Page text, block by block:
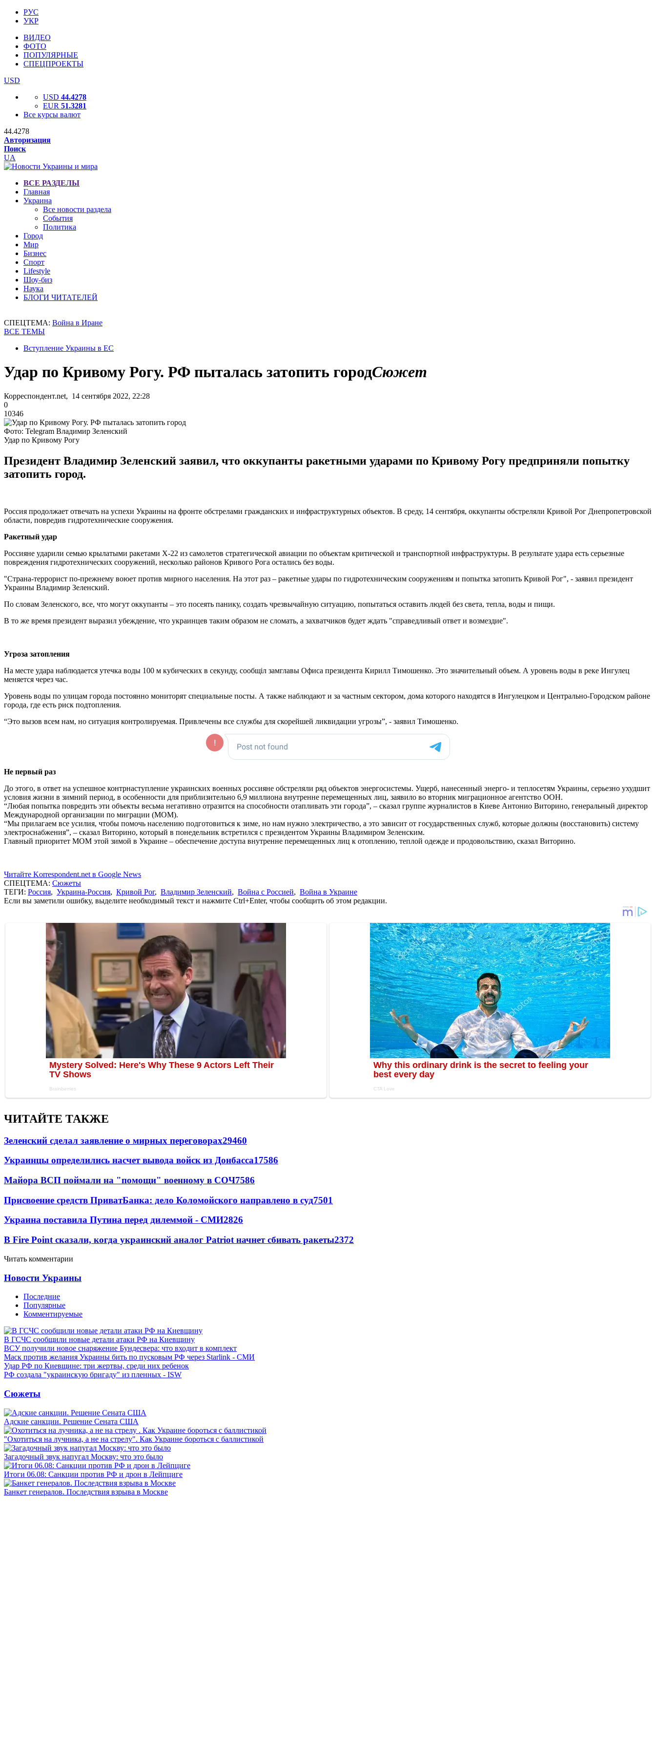
РУС
УКР
ВИДЕО
ФОТО
ПОПУЛЯРНЫЕ
СПЕЦПРОЕКТЫ
USD
USD 44.4278
EUR 51.3281
Все курсы валют
44.4278
Авторизация
Поиск
UA
ВСЕ РАЗДЕЛЫ
Главная
Украина
Все новости раздела
События
Политика
Город
Мир
Бизнес
Спорт
Lifestyle
Шоу-биз
Наука
БЛОГИ ЧИТАТЕЛЕЙ
СПЕЦТЕМА: Война в Иране
ВСЕ ТЕМЫ
Вступление Украины в ЕС
Удар по Кривому Рогу. РФ пыталась затопить городСюжет
Корреспондент.net, 14 сентября 2022, 22:28
0
10346
Фото: Telegram Владимир Зеленский
Удар по Кривому Рогу
Президент Владимир Зеленский заявил, что оккупанты ракетными ударами по Кривому Рогу предприняли попытку
затопить город.
Россия продолжает отвечать на успехи Украины на фронте обстрелами гражданских и инфраструктурных объектов. В среду, 14 сентября, оккупанты обстреляли Кривой Рог Днепропетровской
области, повредив гидротехнические сооружения.
Ракетный удар
Россияне ударили семью крылатыми ракетами Х-22 из самолетов стратегической авиации по объектам критической и транспортной инфраструктуры. В результате удара есть серьезные
повреждения гидротехнических сооружений, несколько районов Кривого Рога остались без воды.
"Страна-террорист по-прежнему воюет против мирного населения. На этот раз – ракетные удары по гидротехническим сооружениям и попытка затопить Кривой Рог", - заявил президент
Украины Владимир Зеленский.
По словам Зеленского, все, что могут оккупанты – это посеять панику, создать чрезвычайную ситуацию, попытаться оставить людей без света, тепла, воды и пищи.
В то же время президент выразил убеждение, что украинцев таким образом не сломать, а захватчиков будет ждать "справедливый ответ и возмездие".
Угроза затопления
На месте удара наблюдается утечка воды 100 м кубических в секунду, сообщіл замглавы Офиса президента Кирилл Тимошенко. Это значительный объем. А уровень воды в реке Ингулец
меняется через час.
Уровень воды по улицам города постоянно мониторят специальные посты. А также наблюдают и за частным сектором, дома которого находятся в Ингулецком и Центрально-Городском районе
города, где есть риск подтопления.
“Это вызов всем нам, но ситуация контролируемая. Привлечены все cлужбы для скорейшей ликвидации угрозы”, - заявил Тимошенко.
Не первый раз
До этого, в ответ на успешное контрнаступление украинских военных россияне обстреляли ряд объектов энергосистемы. Ущерб, нанесенный энерго- и теплосетям Украины, серьезно ухудшит
условия жизни в зимний период, в особенности для приблизительно 6,9 миллиона внутренне перемещенных лиц, заявило во вторник миграционное агентство ООН.
“Любая попытка повредить эти объекты весьма негативно отразится на способности отапливать эти города”, – сказал группе журналистов в Киеве Антонио Виторино, генеральный директор
Международной организации по миграции (МОМ).
“Мы прилагаем все усилия, чтобы помочь населению подготовиться к зиме, но нам нужно электричество, а это зависит от государственных служб, которые должны (восстановить) систему
электроснабжения”, – сказал Виторино, который в понедельник встретился с президентом Украины Владимиром Зеленским.
Главный приоритет МОМ этой зимой в Украине – обеспечение доступа внутренне перемещенных лиц к отоплению, теплой одежде и продовольствию, сказал Виторино.
Читайте Korrespondent.net в Google News
СПЕЦТЕМА: Сюжеты
ТЕГИ: Россия, Украина-Россия, Кривой Рог, Владимир Зеленский, Война с Россией, Война в Украине
Если вы заметили ошибку, выделите необходимый текст и нажмите Ctrl+Enter, чтобы сообщить об этом редакции.
ЧИТАЙТЕ ТАКЖЕ
Зеленский сделал заявление о мирных переговорах29460
Украинцы определились насчет вывода войск из Донбасса17586
Майора ВСП поймали на "помощи" военному в СОЧ7586
Присвоение средств ПриватБанка: дело Коломойского направлено в суд7501
Украина поставила Путина перед дилеммой - СМИ2826
В Fire Point сказали, когда украинский аналог Patriot начнет сбивать ракеты2372
Читать комментарии
Новости Украины
Последние
Популярные
Комментируемые
В ГСЧС сообщили новые детали атаки РФ на Киевщину
ВСУ получили новое снаряжение Бундесвера: что входит в комплект
Маск против желания Украины бить по пусковым РФ через Starlink - СМИ
Удар РФ по Киевщине: три жертвы, среди них ребенок
РФ создала "украинскую бригаду" из пленных - ISW
Сюжеты
Адские санкции. Решение Сената США
"Охотиться на лучника, а не на стрелу". Как Украине бороться с баллистикой
Загадочный звук напугал Москву: что это было
Итоги 06.08: Санкции против РФ и дрон в Лейпциге
Банкет генералов. Последствия взрыва в Москве